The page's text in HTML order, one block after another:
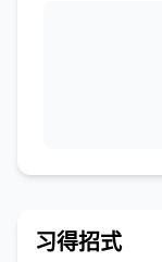
习得招式